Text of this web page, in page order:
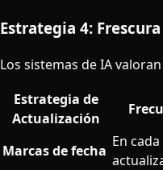
Estrategia 4:
Los sistemas de IA
Estrategia de
Actualización
Marcas de fecha
En cada